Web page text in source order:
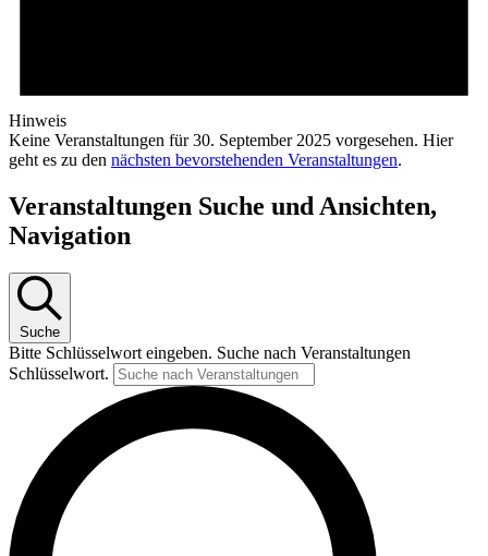
Hinweis
Keine Veranstaltungen für 30. September 2025 vorgesehen. Hier
geht es zu den nächsten bevorstehenden Veranstaltungen.
Veranstaltungen Suche und Ansichten,
Navigation
Suche
Bitte Schlüsselwort eingeben. Suche nach Veranstaltungen
Schlüsselwort.